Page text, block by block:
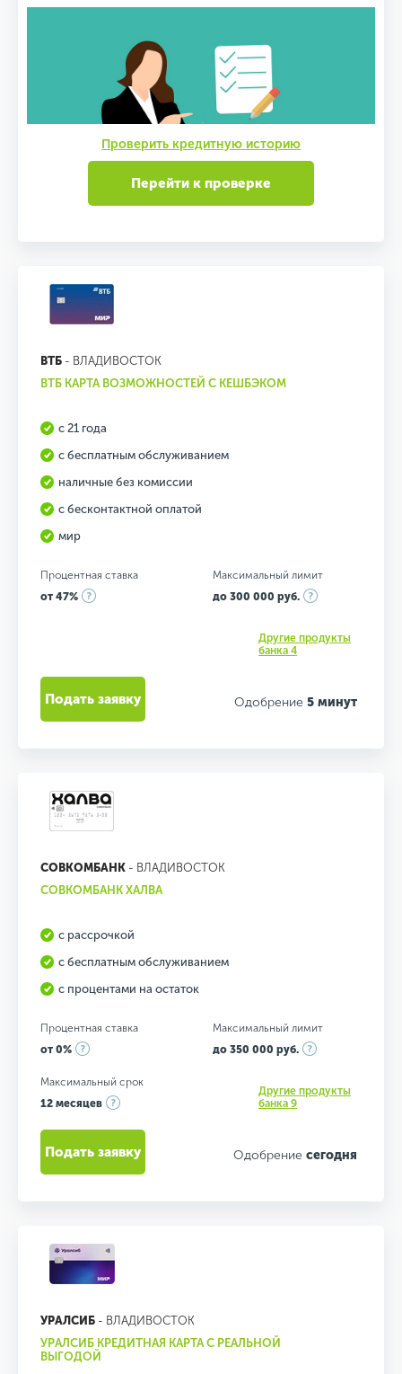
Проверить кредитную историю
Перейти к проверке
ВТБ - ВЛАДИВОСТОК
ВТБ КАРТА ВОЗМОЖНОСТЕЙ С КЕШБЭКОМ
с 21 года
с бесплатным обслуживанием
наличные без комиссии
с бесконтактной оплатой
мир
Процентная ставка
от 47%
Максимальный лимит
до 300 000 руб.
Другие продукты
банка 4
Одобрение 5 минут
Подать заявку
СОВКОМБАНК - ВЛАДИВОСТОК
СОВКОМБАНК ХАЛВА
с рассрочкой
с бесплатным обслуживанием
с процентами на остаток
Процентная ставка
от 0%
Максимальный лимит
до 350 000 руб.
Максимальный срок
12 месяцев
Другие продукты
банка 9
Одобрение сегодня
Подать заявку
УРАЛСИБ - ВЛАДИВОСТОК
УРАЛСИБ КРЕДИТНАЯ КАРТА С РЕАЛЬНОЙ
ВЫГОДОЙ